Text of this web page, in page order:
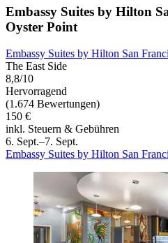
Embassy Suites by Hilton
Oyster Point
Embassy Suites by Hilton San
The East Side
8,8/10
Hervorragend
(1.674 Bewertungen)
150 €
inkl. Steuern & Gebühren
6. Sept.–7. Sept.
Embassy Suites by Hilton San